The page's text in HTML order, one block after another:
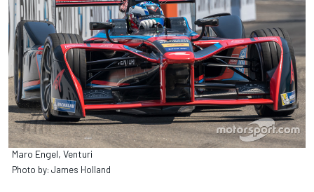
Maro Engel, Venturi
Photo by: James Holland